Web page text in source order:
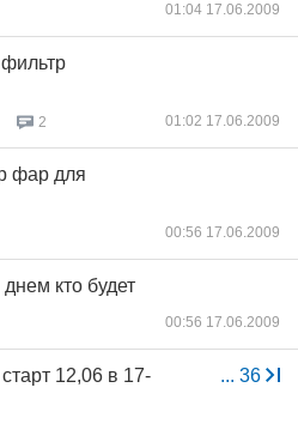
01:04 17.06.2009
2 01:02 17.06.2009
фар для
00:56 17.06.2009
кто будет
00:56 17.06.2009
... 36
12,06 в 17-